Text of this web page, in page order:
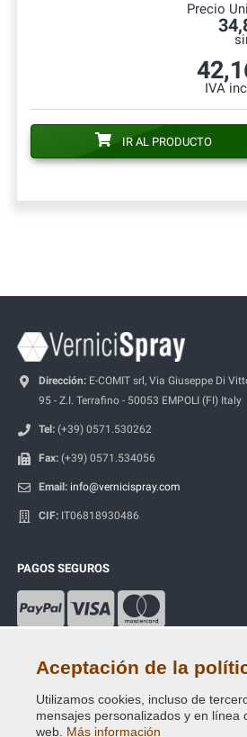
Precio
IVA
IR AL PRODUCTO
Dirección: E-COMIT srl, Via Giuseppe Di
95 - Z.I. Terrafino - 50053 EMPOLI (FI) Italy
Tel: (+39) 0571.530262
Fax: (+39) 0571.534056
Email: info@vernicispray.com
CIF: IT06818930486
PAGOS SEGUROS
Copyright © 2014 - 2026. All Rights Reserved.
Visitantes En Línea: 683
Aceptación de la
Utilizamos cookies, incluso de
mensajes personalizados y en línea
web. Más información